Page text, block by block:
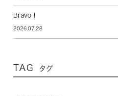
Bravo！
2026.07.28
TAG タグ